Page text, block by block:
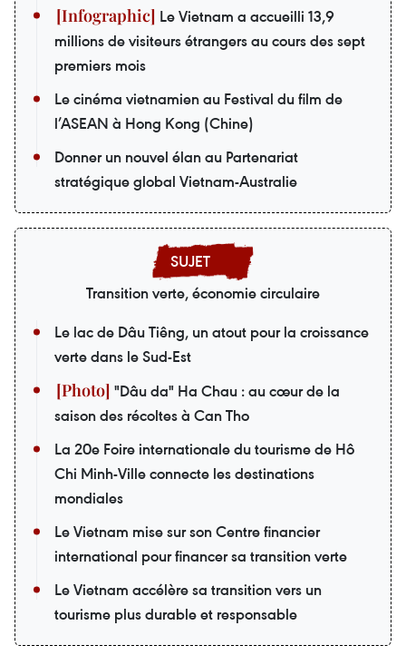
Le Vietnam a accueilli 13,9
millions de visiteurs étrangers au cours des sept
premiers mois
Le cinéma vietnamien au Festival du film de
l’ASEAN à Hong Kong (Chine)
Donner un nouvel élan au Partenariat
stratégique global Vietnam-Australie
Transition verte, économie circulaire
Le lac de Dâu Tiêng, un atout pour la croissance
verte dans le Sud-Est
"Dâu da" Ha Chau : au cœur de la
saison des récoltes à Can Tho
La 20e Foire internationale du tourisme de Hô
Chi Minh-Ville connecte les destinations
mondiales
Le Vietnam mise sur son Centre financier
international pour financer sa transition verte
Le Vietnam accélère sa transition vers un
tourisme plus durable et responsable